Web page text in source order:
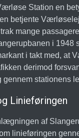
Station en
betjente
mange
i 1948
i takt med, at
derimod
gennem stationens
Linieføringen
af
linieføringen